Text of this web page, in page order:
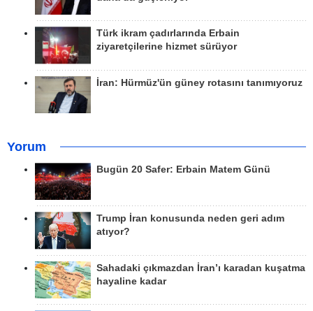
Türk ikram çadırlarında Erbain
ziyaretçilerine hizmet sürüyor
İran: Hürmüz'ün güney rotasını tanımıyoruz
Yorum
Bugün 20 Safer: Erbain Matem Günü
Trump İran konusunda neden geri adım
atıyor?
Sahadaki çıkmazdan İran’ı karadan kuşatma
hayaline kadar